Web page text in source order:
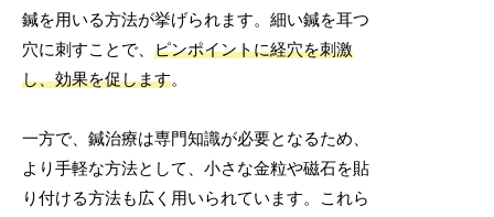
鍼を用いる方法が挙げられます。細い鍼を耳つ
穴に刺すことで、ピンポイントに経穴を刺激
し、効果を促します。
一方で、鍼治療は専門知識が必要となるため、
より手軽な方法として、小さな金粒や磁石を貼
り付ける方法も広く用いられています。これら